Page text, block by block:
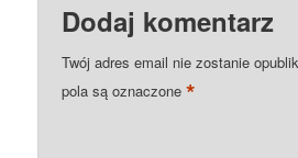
Dodaj komentarz
Twój adres email nie zostanie
pola są oznaczone*